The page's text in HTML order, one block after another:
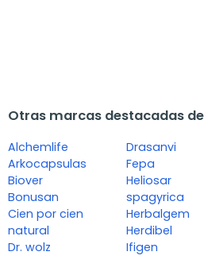
Otras marcas destacadas
Alchemlife
Arkocapsulas
Biover
Bonusan
Cien por cien
natural
Dr. wolz
Drasanvi
Fepa
Heliosar
spagyrica
Herbalgem
Herdibel
Ifigen